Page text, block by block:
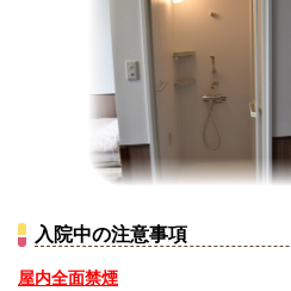
入院中の注意事項
屋内全面禁煙